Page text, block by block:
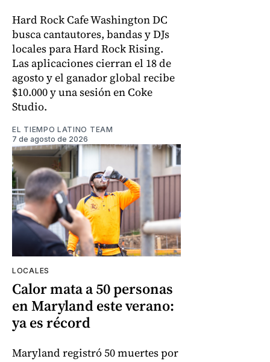
Hard Rock Cafe Washington DC
busca cantautores, bandas y DJs
locales para Hard Rock Rising.
Las aplicaciones cierran el 18 de
agosto y el ganador global recibe
$10.000 y una sesión en Coke
Studio.
EL TIEMPO LATINO TEAM
7 de agosto de 2026
LOCALES
Calor mata a 50 personas
en Maryland este verano:
ya es récord
Maryland registró 50 muertes por